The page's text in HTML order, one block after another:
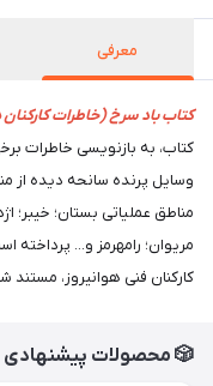
معرفی
کتاب باد سرخ (خاطرات کارکنان
کتاب، به بازنویسی خاطرات
وسایل پرنده سانحه دیده از
مناطق عملیاتی بستان؛ خیبر؛
مریوان؛ رامهرمز و... پرداخته
کارکنان فنی هوانیروز،
🎲 محصولات پیشنهادی